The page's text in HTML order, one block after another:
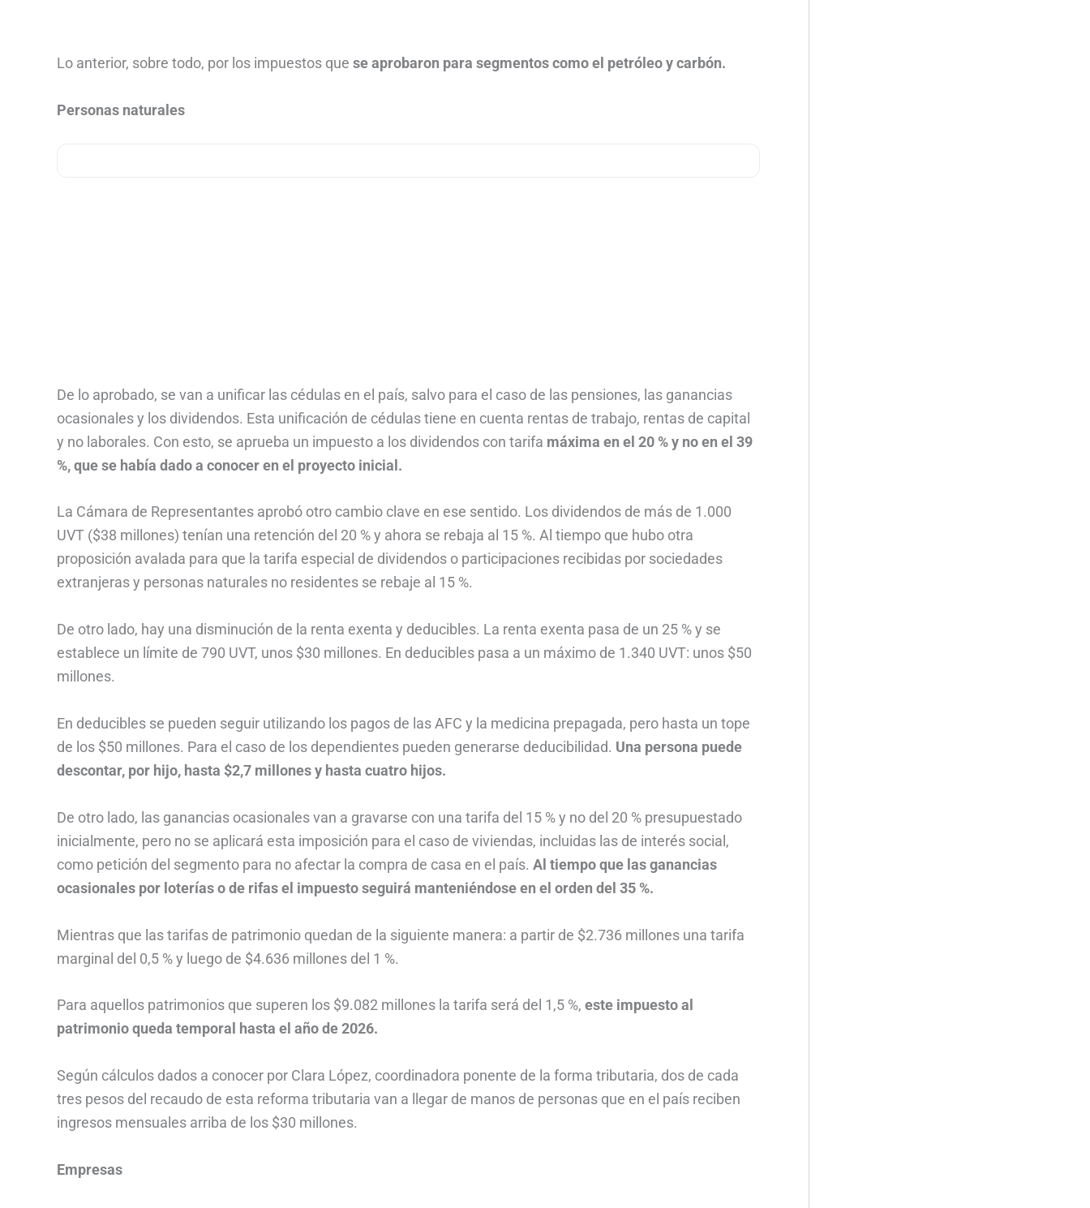
Lo anterior, sobre todo, por los impuestos que se aprobaron para segmentos como el petróleo y carbón.
Personas naturales
De lo aprobado, se van a unificar las cédulas en el país, salvo para el caso de las pensiones, las ganancias
ocasionales y los dividendos. Esta unificación de cédulas tiene en cuenta rentas de trabajo, rentas de capital
y no laborales. Con esto, se aprueba un impuesto a los dividendos con tarifa máxima en el 20 % y no en el 39
%, que se había dado a conocer en el proyecto inicial.
La Cámara de Representantes aprobó otro cambio clave en ese sentido. Los dividendos de más de 1.000
UVT ($38 millones) tenían una retención del 20 % y ahora se rebaja al 15 %. Al tiempo que hubo otra
proposición avalada para que la tarifa especial de dividendos o participaciones recibidas por sociedades
extranjeras y personas naturales no residentes se rebaje al 15 %.
De otro lado, hay una disminución de la renta exenta y deducibles. La renta exenta pasa de un 25 % y se
establece un límite de 790 UVT, unos $30 millones. En deducibles pasa a un máximo de 1.340 UVT: unos $50
millones.
En deducibles se pueden seguir utilizando los pagos de las AFC y la medicina prepagada, pero hasta un tope
de los $50 millones. Para el caso de los dependientes pueden generarse deducibilidad. Una persona puede
descontar, por hijo, hasta $2,7 millones y hasta cuatro hijos.
De otro lado, las ganancias ocasionales van a gravarse con una tarifa del 15 % y no del 20 % presupuestado
inicialmente, pero no se aplicará esta imposición para el caso de viviendas, incluidas las de interés social,
como petición del segmento para no afectar la compra de casa en el país. Al tiempo que las ganancias
ocasionales por loterías o de rifas el impuesto seguirá manteniéndose en el orden del 35 %.
Mientras que las tarifas de patrimonio quedan de la siguiente manera: a partir de $2.736 millones una tarifa
marginal del 0,5 % y luego de $4.636 millones del 1 %.
Para aquellos patrimonios que superen los $9.082 millones la tarifa será del 1,5 %, este impuesto al
patrimonio queda temporal hasta el año de 2026.
Según cálculos dados a conocer por Clara López, coordinadora ponente de la forma tributaria, dos de cada
tres pesos del recaudo de esta reforma tributaria van a llegar de manos de personas que en el país reciben
ingresos mensuales arriba de los $30 millones.
Empresas